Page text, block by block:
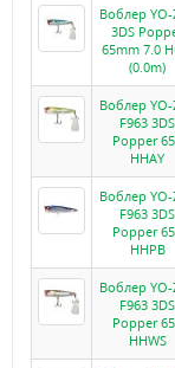
Воблер
3DS
65mm 7.0
(0.0m)
Воблер
F963 3DS
Popper
HHAY
Воблер
F963 3DS
Popper
HHPB
Воблер
F963 3DS
Popper
HHWS